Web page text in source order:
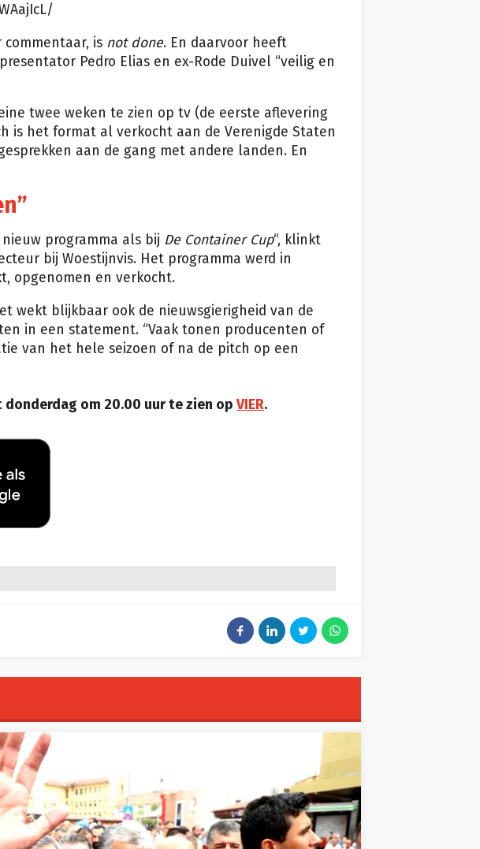
is not done. En daarvoor heeft
Pedro Elias en ex-Rode Duivel “veilig en
twee weken te zien op tv (de eerste aflevering
is het format al verkocht aan de Verenigde Staten
aan de gang met andere landen. En
programma als bij De Container Cup“, klinkt
bij Woestijnvis. Het programma werd in
opgenomen en verkocht.
wekt blijkbaar ook de nieuwsgierigheid van de
in een statement. “Vaak tonen producenten of
van het hele seizoen of na de pitch op een
om 20.00 uur te zien op VIER.